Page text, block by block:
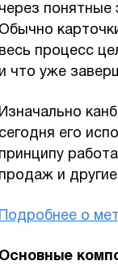
через понятные
Обычно
весь процесс
и что уже
Изначально
сегодня его
принципу
продаж и
Подробнее о
Основные